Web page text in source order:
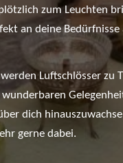
zum Leuchten
an deine Bedürfnisse
Luftschlösser zu
dich
gerne dabei.